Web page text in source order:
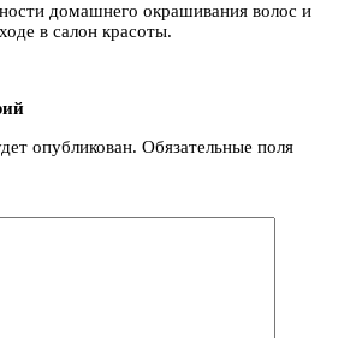
домашнего окрашивания волос и
в салон красоты.
опубликован. Обязательные поля